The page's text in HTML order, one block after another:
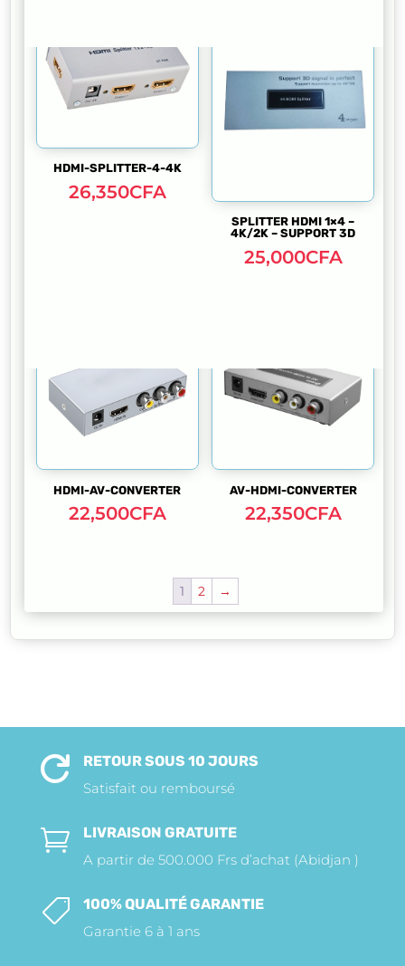
HDMI-SPLITTER-4-4K
26,350CFA
SPLITTER HDMI 1×4 –
4K/2K – SUPPORT 3D
25,000CFA
HDMI-AV-CONVERTER
22,500CFA
AV-HDMI-CONVERTER
22,350CFA
1 2 →

RETOUR SOUS 10 JOURS
Satisfait ou remboursé

LIVRAISON GRATUITE
A partir de 500.000 Frs d’achat (Abidjan )

100% QUALITÉ GARANTIE
Garantie 6 à 1 ans